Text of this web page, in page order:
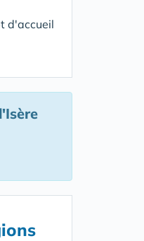
d'accueil